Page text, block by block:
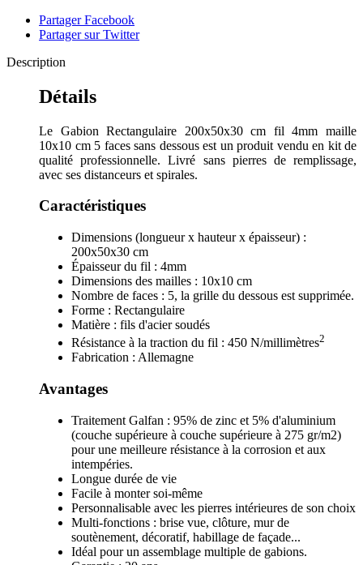
Partager Facebook
Partager sur Twitter
Description
Détails
Le Gabion Rectangulaire 200x50x30 cm fil 4mm maille
10x10 cm 5 faces sans dessous est un produit vendu en kit de
qualité professionnelle. Livré sans pierres de remplissage,
avec ses distanceurs et spirales.
Caractéristiques
Dimensions (longueur x hauteur x épaisseur) :
200x50x30 cm
Épaisseur du fil : 4mm
Dimensions des mailles : 10x10 cm
Nombre de faces : 5, la grille du dessous est supprimée.
Forme : Rectangulaire
Matière : fils d'acier soudés
Résistance à la traction du fil : 450 N/millimètres2
Fabrication : Allemagne
Avantages
Traitement Galfan : 95% de zinc et 5% d'aluminium
(couche supérieure à couche supérieure à 275 gr/m2)
pour une meilleure résistance à la corrosion et aux
intempéries.
Longue durée de vie
Facile à monter soi-même
Personnalisable avec les pierres intérieures de son choix
Multi-fonctions : brise vue, clôture, mur de
soutènement, décoratif, habillage de façade...
Idéal pour un assemblage multiple de gabions.